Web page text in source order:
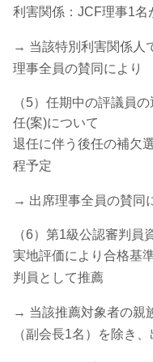
利害関係：JCF理事1名
→ 当該特別利害関係人
理事全員の賛同により
（5）任期中の評議員
任(案)について
退任に伴う後任の補欠
程予定
→ 出席理事全員の賛同
（6）第1級公認審判員
実地評価により合格基
判員として推薦
→ 当該推薦対象者の親
（副会長1名）を除き